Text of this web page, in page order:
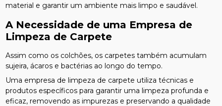
material e garantir um ambiente mais limpo e saudável.
A Necessidade de uma Empresa de
Limpeza de Carpete
Assim como os colchões, os carpetes também acumulam
sujeira, ácaros e bactérias ao longo do tempo.
Uma empresa de limpeza de carpete utiliza técnicas e
produtos específicos para garantir uma limpeza profunda e
eficaz, removendo as impurezas e preservando a qualidade